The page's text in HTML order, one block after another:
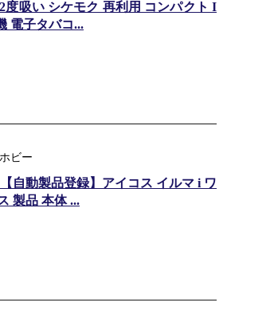
度吸い シケモク 再利用 コンパクト I
電子タバコ...
ビー
自動製品登録】アイコス イルマ i ワ
製品 本体 ...